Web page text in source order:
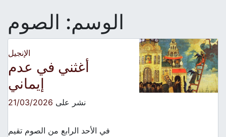
الوسم:الصوم
الإنجيل
أغثني في عدم
إيماني
نشر على21/03/2026
في الأحد الرابع من الصوم تقيم